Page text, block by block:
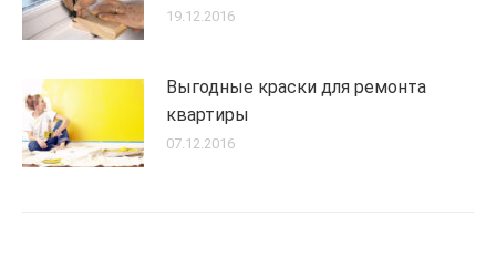
19.12.2016
Выгодные краски для ремонта
квартиры
07.12.2016